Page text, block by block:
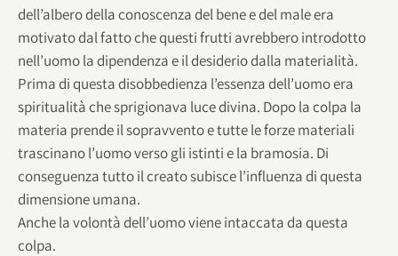
dell’albero della conoscenza del bene e del male era
motivato dal fatto che questi frutti avrebbero introdotto
nell’uomo la dipendenza e il desiderio dalla materialità.
Prima di questa disobbedienza l’essenza dell’uomo era
spiritualità che sprigionava luce divina. Dopo la colpa la
materia prende il sopravvento e tutte le forze materiali
trascinano l’uomo verso gli istinti e la bramosia. Di
conseguenza tutto il creato subisce l’influenza di questa
dimensione umana.
Anche la volontà dell’uomo viene intaccata da questa
colpa.